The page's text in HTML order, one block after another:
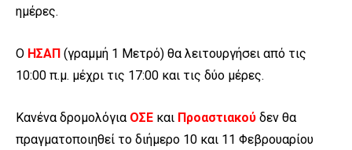
ημέρες.
Ο ΗΣΑΠ (γραμμή 1 Μετρό) θα λειτουργήσει από τις
10:00 π.μ. μέχρι τις 17:00 και τις δύο μέρες.
Κανένα δρομολόγια ΟΣΕ και Προαστιακού δεν θα
πραγματοποιηθεί το διήμερο 10 και 11 Φεβρουαρίου